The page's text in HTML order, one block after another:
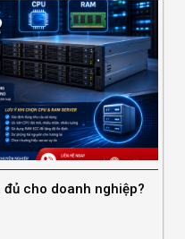
đủ cho doanh nghiệp?